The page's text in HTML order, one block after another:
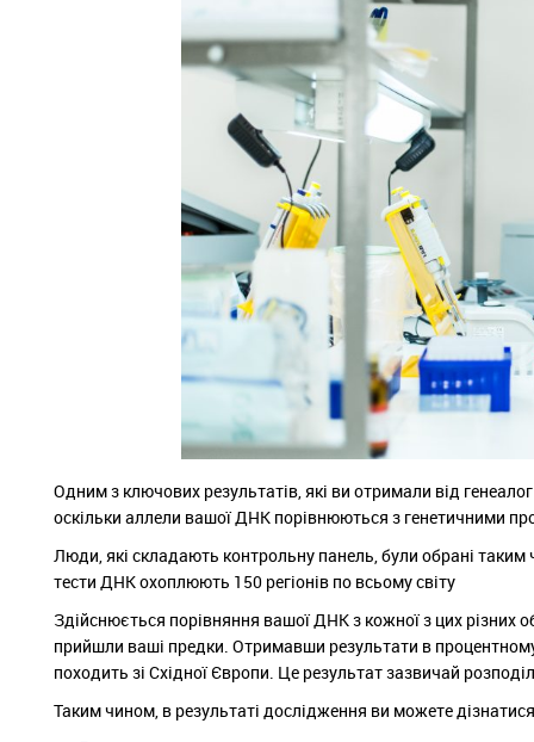
Одним з ключових результатів, які ви отримали від
оскільки аллели вашої ДНК порівнюються з генетичними
Люди, які складають контрольну панель, були обрані
тести ДНК охоплюють 150 регіонів по всьому світу
Здійснюється порівняння вашої ДНК з кожної з цих різних
прийшли ваші предки. Отримавши результати в
походить зі Східної Європи. Це результат зазвичай
Таким чином, в результаті дослідження ви можете